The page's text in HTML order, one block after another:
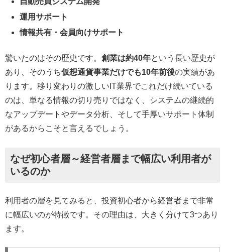
運用サポート
情報共有・会員向けサポート
驚いたのはその歴史です。 創業は約40年という長い歴史が
あり、そのうち仮想通貨事業だけでも10年前後の実績があ
ります。移り変わりの激しいIT業界でこれだけ続いている
のは、単なる情報の切り売りではなく、システムの継続的
なアップデートやデータ分析、そして手厚いサポート体制
があるからこそと言えるでしょう。
なぜ初心者層～経営者層まで幅広い利用者が
いるのか
利用者の層を見てみると、投資初心者から経営者まで非常
に幅広いのが特徴です。その理由は、大きく分けて3つあり
ます。